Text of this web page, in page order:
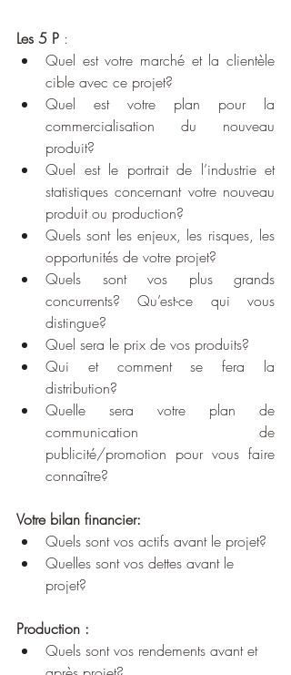
Les 5 P :
Quel est votre marché et la clientèle
cible avec ce projet?
Quel est votre plan pour la
commercialisation du nouveau
produit?
Quel est le portrait de l’industrie et
statistiques concernant votre nouveau
produit ou production?
Quels sont les enjeux, les risques, les
opportunités de votre projet?
Quels sont vos plus grands
concurrents? Qu’est-ce qui vous
distingue?
Quel sera le prix de vos produits?
Qui et comment se fera la
distribution?
Quelle sera votre plan de
communication de
publicité/promotion pour vous faire
connaître?
Votre bilan financier:
Quels sont vos actifs avant le projet?
Quelles sont vos dettes avant le
projet?
Production :
Quels sont vos rendements avant et